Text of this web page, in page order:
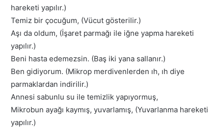
hareketi yapılır.)
Temiz bir çocuğum, (Vücut gösterilir.)
Aşı da oldum, (İşaret parmağı ile iğne yapma hareketi
yapılır.)
Beni hasta edemezsin. (Baş iki yana sallanır.)
Ben gidiyorum. (Mikrop merdivenlerden ıh, ıh diye
parmaklardan indirilir.)
Annesi sabunlu su ile temizlik yapıyormuş,
Mikrobun ayağı kaymış, yuvarlamış, (Yuvarlanma hareketi
yapılır.)